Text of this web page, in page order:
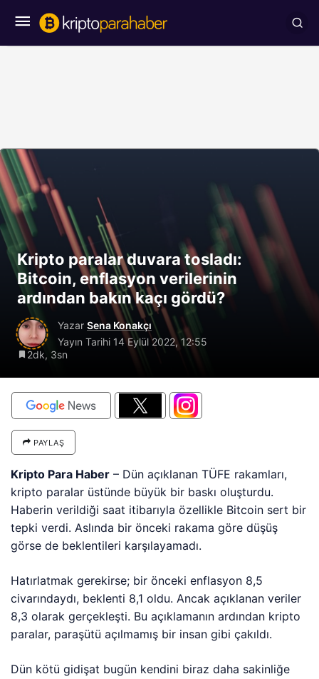
Kripto paralar duvara tosladı:
Bitcoin, enflasyon verilerinin
ardından bakın kaçı gördü?
Yazar Sena Konakçı
Yayın Tarihi 14 Eylül 2022, 12:55
2dk, 3sn
PAYLAŞ
Kripto Para Haber – Dün açıklanan TÜFE rakamları,
kripto paralar üstünde büyük bir baskı oluşturdu.
Haberin verildiği saat itibarıyla özellikle Bitcoin sert bir
tepki verdi. Aslında bir önceki rakama göre düşüş
görse de beklentileri karşılayamadı.
Hatırlatmak gerekirse; bir önceki enflasyon 8,5
civarındaydı, beklenti 8,1 oldu. Ancak açıklanan veriler
8,3 olarak gerçekleşti. Bu açıklamanın ardından kripto
paralar, paraşütü açılmamış bir insan gibi çakıldı.
Dün kötü gidişat bugün kendini biraz daha sakinliğe